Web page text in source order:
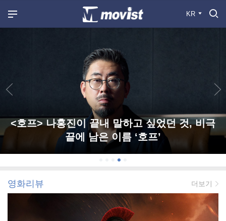
KR
<호프> 나홍진이 끝내 말하고 싶었던 것, 비극
끝에 남은 이름 ‘호프’
영화리뷰 더보기